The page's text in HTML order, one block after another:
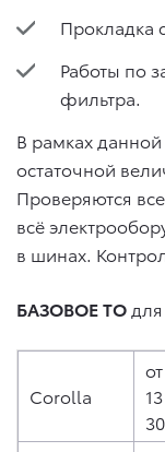
Прокладка
Работы по
фильтра.
В рамках
остаточной
Проверяются
всё
в шинах.
БАЗОВОЕ ТО
Corolla
от
13